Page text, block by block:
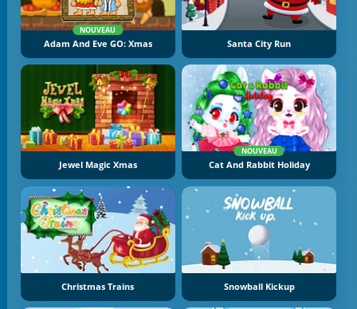
NOUVEAU
Adam And Eve GO: Xmas Santa City Run
Jewel Magic Xmas
NOUVEAU
Cat And Rabbit Holiday
Christmas Trains Snowball Kickup